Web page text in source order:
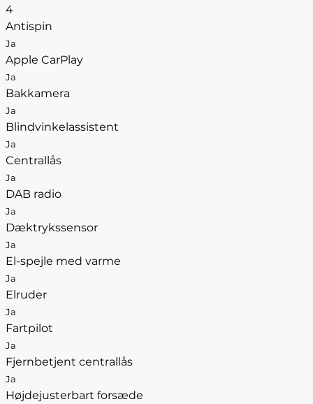
4
Antispin
Ja
Apple CarPlay
Ja
Bakkamera
Ja
Blindvinkelassistent
Ja
Centrallås
Ja
DAB radio
Ja
Dæktrykssensor
Ja
El-spejle med varme
Ja
Elruder
Ja
Fartpilot
Ja
Fjernbetjent centrallås
Ja
Højdejusterbart forsæde